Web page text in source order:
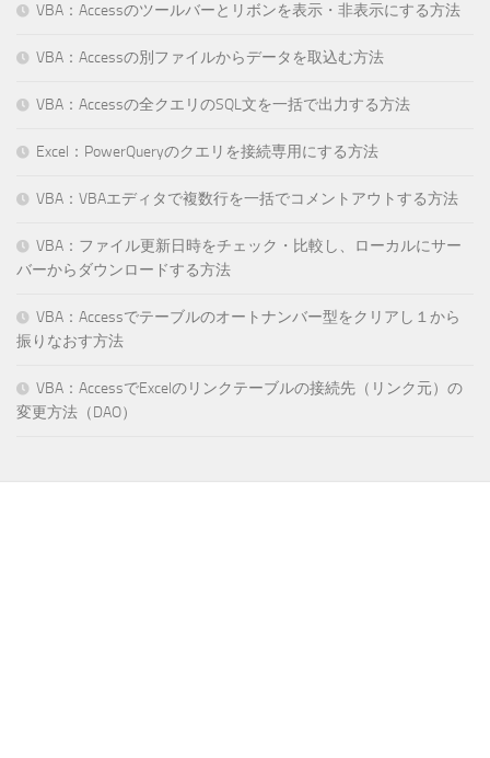
VBA：Accessのツールバーとリボンを表示・非表示にする方法
VBA：Accessの別ファイルからデータを取込む方法
VBA：Accessの全クエリのSQL文を一括で出力する方法
Excel：PowerQueryのクエリを接続専用にする方法
VBA：VBAエディタで複数行を一括でコメントアウトする方法
VBA：ファイル更新日時をチェック・比較し、ローカルにサー
バーからダウンロードする方法
VBA：Accessでテーブルのオートナンバー型をクリアし１から
振りなおす方法
VBA：AccessでExcelのリンクテーブルの接続先（リンク元）の
変更方法（DAO）